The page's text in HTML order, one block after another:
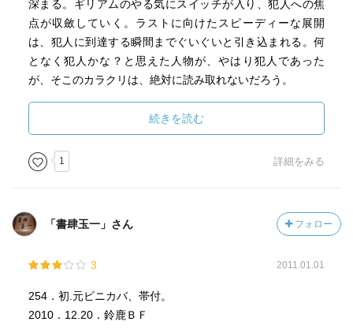
深まる。ギリアムのやる気にスイッチが入り、犯人への焦
点が収斂していく。ラストに向けたスピーディーな展開
は、犯人に到達する瞬間までぐいぐいと引き込まれる。何
となく犯人かな？と思えた人物が、やはり犯人であった
が、そこのカラクリは、絶対に読み取れないだろう。
続きを読む
1 詳細をみる
「書肆玉一」さん フォロー
3 2011.01.01
254．初.元ビニカバ、帯付。
2010．12.20．鈴鹿ＢＦ